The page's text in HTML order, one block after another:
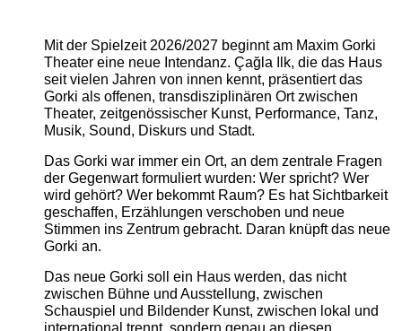
Mit der Spielzeit 2026/2027 beginnt am Maxim Gorki
Theater eine neue Intendanz. Çağla Ilk, die das Haus
seit vielen Jahren von innen kennt, präsentiert das
Gorki als offenen, transdisziplinären Ort zwischen
Theater, zeitgenössischer Kunst, Performance, Tanz,
Musik, Sound, Diskurs und Stadt.
Das Gorki war immer ein Ort, an dem zentrale Fragen
der Gegenwart formuliert wurden: Wer spricht? Wer
wird gehört? Wer bekommt Raum? Es hat Sichtbarkeit
geschaffen, Erzählungen verschoben und neue
Stimmen ins Zentrum gebracht. Daran knüpft das neue
Gorki an.
Das neue Gorki soll ein Haus werden, das nicht
zwischen Bühne und Ausstellung, zwischen
Schauspiel und Bildender Kunst, zwischen lokal und
international trennt, sondern genau an diesen